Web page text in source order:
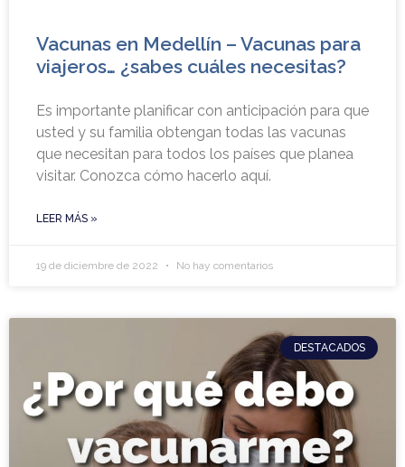
Vacunas en Medellín – Vacunas para
viajeros… ¿sabes cuáles necesitas?
Es importante planificar con anticipación para que
usted y su familia obtengan todas las vacunas
que necesitan para todos los países que planea
visitar. Conozca cómo hacerlo aquí.
LEER MÁS »
19 de diciembre de 2022 No hay comentarios
DESTACADOS